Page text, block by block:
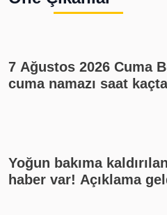
7 Ağustos 2026 Cuma
cuma namazı saat
Yoğun bakıma
haber var! Açıklama